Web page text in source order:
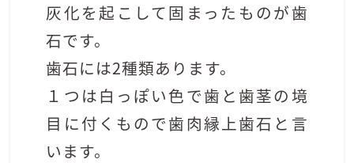
灰化を起こして固まったものが歯
石です。
歯石には2種類あります。
１つは白っぽい色で歯と歯茎の境
目に付くもので歯肉縁上歯石と言
います。